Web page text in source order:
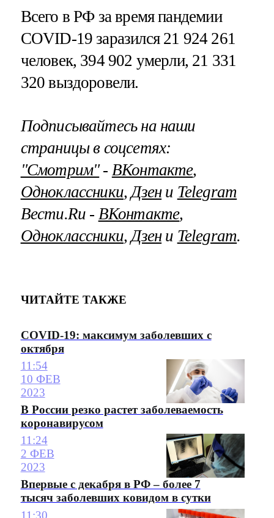
Всего в РФ за время пандемии
COVID-19 заразился 21 924 261
человек, 394 902 умерли, 21 331
320 выздоровели.
Подписывайтесь на наши
страницы в соцсетях:
"Смотрим"‐ ВКонтакте,
Одноклассники,Дзени Telegram
Вести.Ru ‐ ВКонтакте,
Одноклассники,Дзени Telegram.
ЧИТАЙТЕ ТАКЖЕ
COVID-19: максимум заболевших с
октября
11:54
10 ФЕВ
2023
В России резко растет заболеваемость
коронавирусом
11:24
2 ФЕВ
2023
Впервые с декабря в РФ – более 7
тысяч заболевших ковидом в сутки
11:30